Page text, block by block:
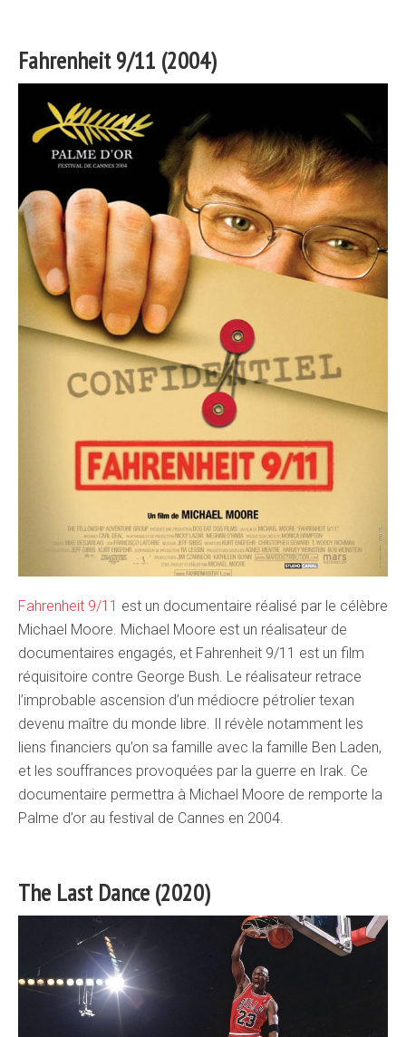
Fahrenheit 9/11 (2004)
Fahrenheit 9/11 est un documentaire réalisé par le célèbre
Michael Moore. Michael Moore est un réalisateur de
documentaires engagés, et Fahrenheit 9/11 est un film
réquisitoire contre George Bush. Le réalisateur retrace
l’improbable ascension d’un médiocre pétrolier texan
devenu maître du monde libre. Il révèle notamment les
liens financiers qu’on sa famille avec la famille Ben Laden,
et les souffrances provoquées par la guerre en Irak. Ce
documentaire permettra à Michael Moore de remporte la
Palme d’or au festival de Cannes en 2004.
The Last Dance (2020)